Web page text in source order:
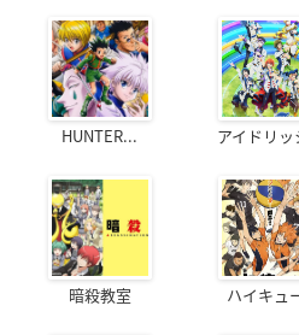
HUNTER... アイドリ
暗殺教室 ハイキュ